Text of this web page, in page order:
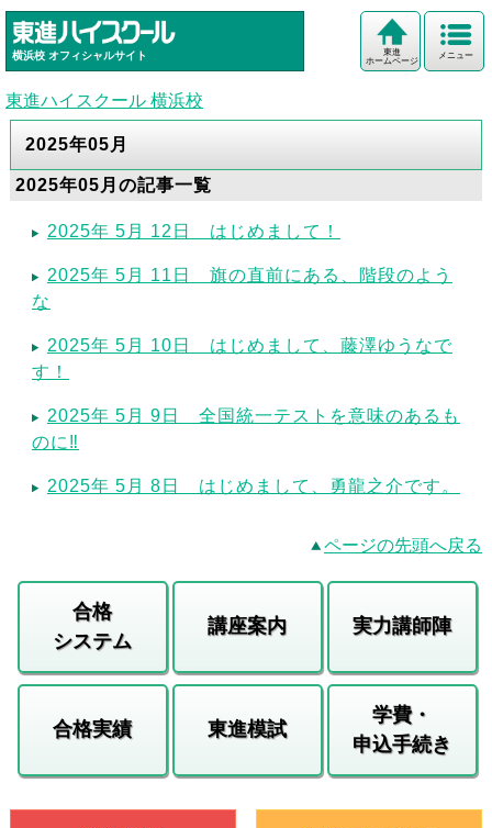
横浜校 オフィシャルサイト メニュー
東進
ホームページ
東進ハイスクール 横浜校
2025年05月
2025年05月の記事一覧
2025年 5月 12日 はじめまして！
2025年 5月 11日 旗の直前にある、階段のよう
な
2025年 5月 10日 はじめまして、藤澤ゆうなで
す！
2025年 5月 9日 全国統一テストを意味のあるも
のに‼️
2025年 5月 8日 はじめまして、勇龍之介です。
ページの先頭へ戻る
合格
システム
講座案内 実力講師陣
合格実績 東進模試
学費・
申込手続き